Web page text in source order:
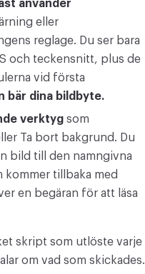
använder
eller
reglage. Du ser bara
och teckensnitt, plus de
vid första
bär dina bildbyte.
verktyg som
Ta bort bakgrund. Du
bild till den namngivna
tillbaka med
en begäran för att läsa
skript som utlöste varje
om vad som skickades.